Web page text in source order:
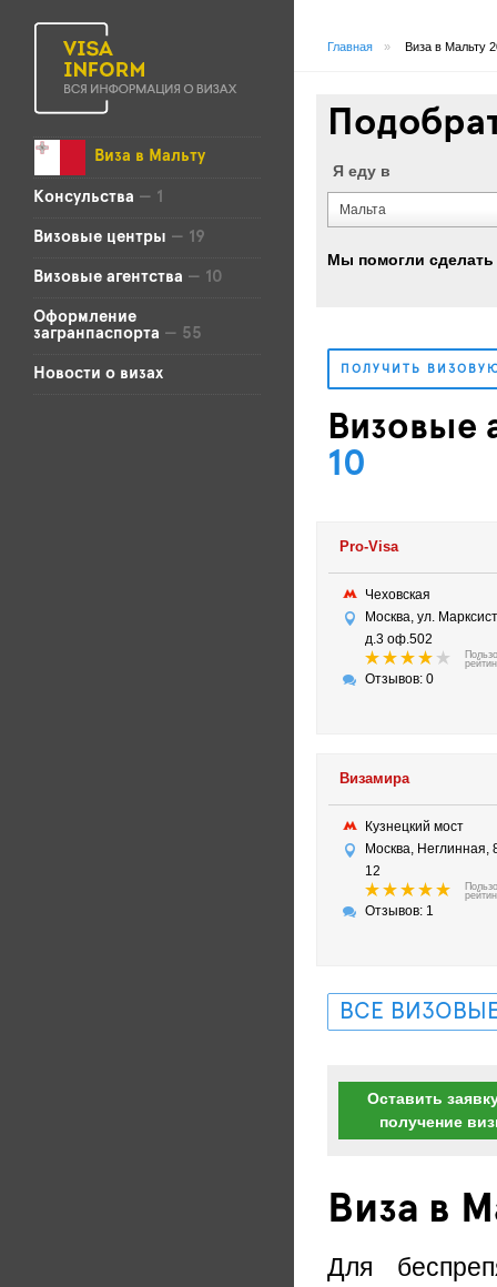
Виза в Мальту
Консульства — 1
Визовые центры — 19
Визовые агентства — 10
Оформление
загранпаспорта — 55
Новости о визах
Главная » Виза в Мальту
Я еду в
Мальта
Мы помогли
ПОЛУЧИТЬ
Визовые
10
Pro-Visa
Чеховская
Москва, ул.
д.3 оф.502
Отзывов: 0
Визамира
Кузнецкий мост
Москва, Неглинная,
12
Отзывов: 1
ВСЕ
Оставить
получение
Виза в
Для